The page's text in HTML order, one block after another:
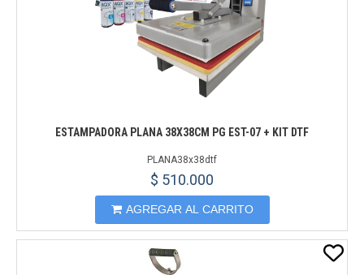
ESTAMPADORA PLANA 38X38CM PG EST-07 + KIT DTF
PLANA38x38dtf
$ 510.000
AGREGAR AL CARRITO